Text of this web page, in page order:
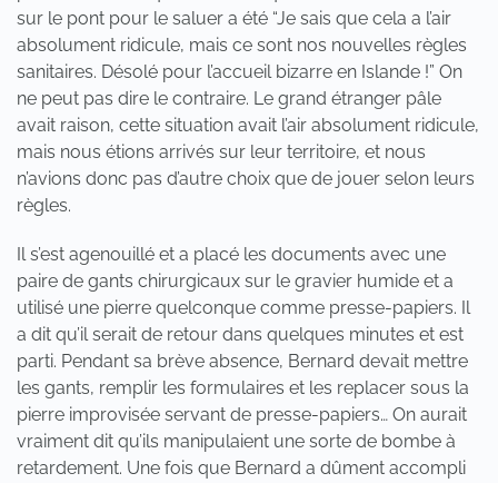
sur le pont pour le saluer a été “Je sais que cela a l’air
absolument ridicule, mais ce sont nos nouvelles règles
sanitaires. Désolé pour l’accueil bizarre en Islande !” On
ne peut pas dire le contraire. Le grand étranger pâle
avait raison, cette situation avait l’air absolument ridicule,
mais nous étions arrivés sur leur territoire, et nous
n’avions donc pas d’autre choix que de jouer selon leurs
règles.
Il s’est agenouillé et a placé les documents avec une
paire de gants chirurgicaux sur le gravier humide et a
utilisé une pierre quelconque comme presse-papiers. Il
a dit qu’il serait de retour dans quelques minutes et est
parti. Pendant sa brève absence, Bernard devait mettre
les gants, remplir les formulaires et les replacer sous la
pierre improvisée servant de presse-papiers… On aurait
vraiment dit qu’ils manipulaient une sorte de bombe à
retardement. Une fois que Bernard a dûment accompli